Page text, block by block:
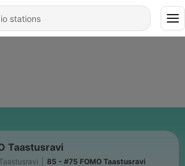
Taastusravi
85 - #75 FOMO Taastusravi